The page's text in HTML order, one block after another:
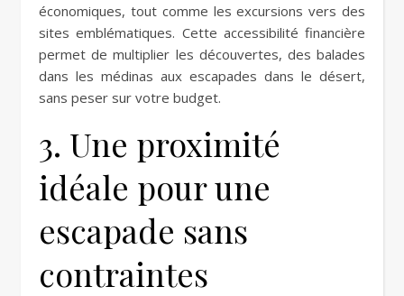
économiques, tout comme les excursions vers des
sites emblématiques. Cette accessibilité financière
permet de multiplier les découvertes, des balades
dans les médinas aux escapades dans le désert,
sans peser sur votre budget.
3. Une proximité
idéale pour une
escapade sans
contraintes